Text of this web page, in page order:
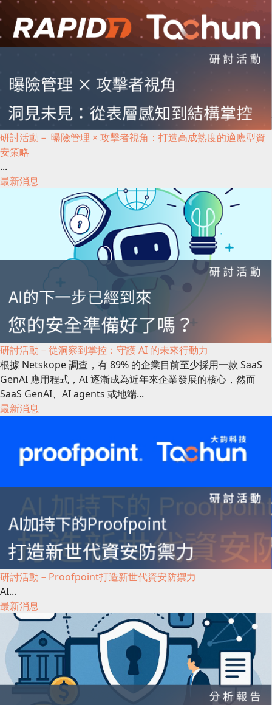
研討活動－ 曝險管理 × 攻擊者視角：打造高成熟度的適應型資
安策略
...
最新消息
研討活動－從洞察到掌控：守護 AI 的未來行動力
根據 Netskope 調查，有 89% 的企業目前至少採用一款 SaaS
GenAI 應用程式，AI 逐漸成為近年來企業發展的核心，然而
SaaS GenAI、AI agents 或地端...
最新消息
研討活動－Proofpoint打造新世代資安防禦力
AI...
最新消息